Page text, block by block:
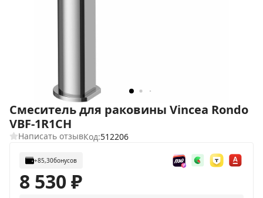
Смеситель для раковины Vincea Rondo
VBF-1R1CH
Написать отзывКод:512206
+85,30бонусов
8 530₽